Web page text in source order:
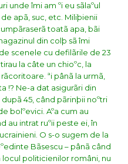
unde îmi am ºi eu sãlaºul
apã, suc, etc. Miliþienii
toatã apa, bãi
din colþ sã îmi
scenele cu defilãrile de 23
la câte un chioºc, la
ªi pânã la urmã,
!? Ne-a dat asigurãri din
45, când pãrinþii noºtri
bolºevici. Aºa cum au
au intrat ruºii peste ei, în
O s-o sugem de la
Bãsescu – pânã când
locul politicienilor români, nu